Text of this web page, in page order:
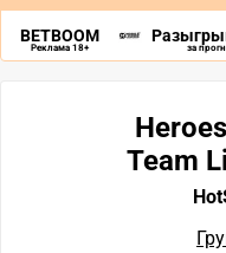
BETBOOM
Реклама 18+ за
Team